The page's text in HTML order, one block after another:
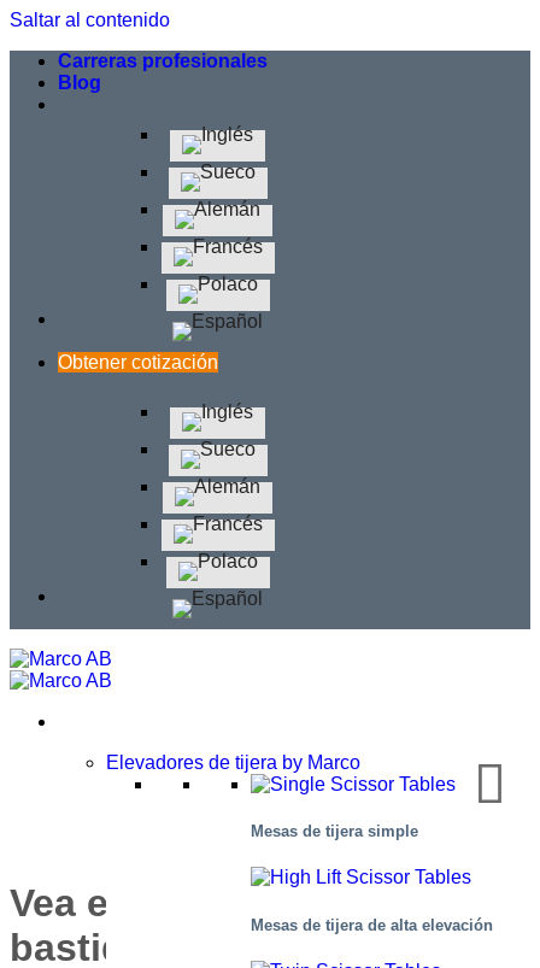
Saltar al contenido
Carreras profesionales
Blog
Obtener cotización
Elevadores de tijera by Marco
Mesas de tijera simple
Mesas de tijera de alta elevación
Vea en exclusiva los
bastidores de un centro